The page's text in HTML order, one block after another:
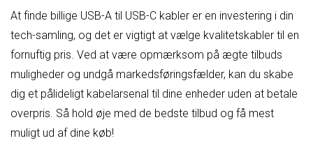
At finde billige USB-A til USB-C kabler er en investering i din
tech-samling, og det er vigtigt at vælge kvalitetskabler til en
fornuftig pris. Ved at være opmærksom på ægte tilbuds
muligheder og undgå markedsføringsfælder, kan du skabe
dig et pålideligt kabelarsenal til dine enheder uden at betale
overpris. Så hold øje med de bedste tilbud og få mest
muligt ud af dine køb!